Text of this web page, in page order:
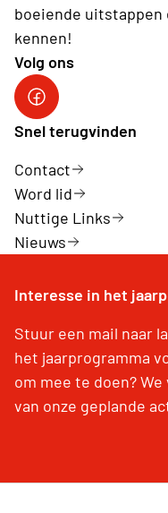
boeiende uitstappen
kennen!
Volg ons
Facebook Neos
Snel terugvinden
Contact
Word lid
Nuttige Links
Nieuws
Interesse in het
Stuur een mail naar
het jaarprogramma
om mee te doen?
van onze geplande